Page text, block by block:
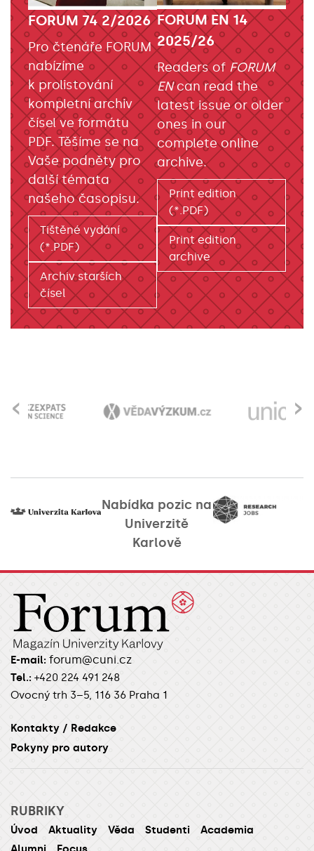
FORUM 74 2/2026
Pro čtenáře FORUM
nabízíme
k prolistování
kompletní archiv
čísel ve formátu
PDF. Těšíme se na
Vaše podněty pro
další témata
našeho časopisu.
Tištěné vydání
(*.PDF)
Archiv starších
čísel
FORUM EN 14
2025/26
Readers of FORUM
ENcan read the
latest issue or older
ones in our
complete online
archive.
Print edition
(*.PDF)
Print edition
archive
›
‹
Nabídka pozic na
Univerzitě
Karlově
E-mail: forum@cuni.cz
Tel.: +420 224 491 248
Ovocný trh 3–5, 116 36 Praha 1
Kontakty / Redakce
Pokyny pro autory
RUBRIKY
Úvod Aktuality Věda Studenti
Academia